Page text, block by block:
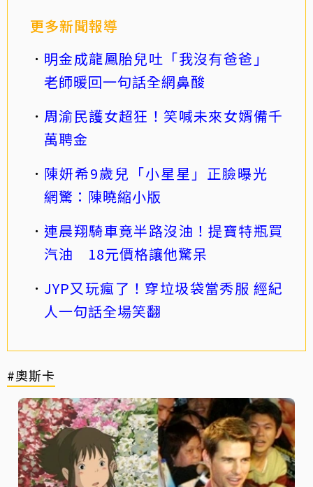
更多新聞報導
明金成龍鳳胎兒吐「我沒有爸爸」
老師暖回一句話全網鼻酸
周渝民護女超狂！笑喊未來女婿備千
萬聘金
陳妍希9歲兒「小星星」正臉曝光
網驚：陳曉縮小版
連晨翔騎車竟半路沒油！提寶特瓶買
汽油 18元價格讓他驚呆
JYP又玩瘋了！穿垃圾袋當秀服 經紀
人一句話全場笑翻
#奧斯卡